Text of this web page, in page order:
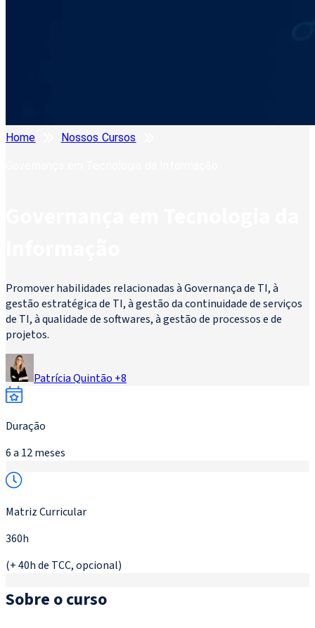
Home Nossos Cursos
Promover habilidades relacionadas à Governança de TI, à
gestão estratégica de TI, à gestão da continuidade de serviços
de TI, à qualidade de softwares, à gestão de processos e de
projetos.
Patrícia Quintão +8
Duração
6 a 12 meses
Matriz Curricular
360h
(+ 40h de TCC, opcional)
Sobre o curso